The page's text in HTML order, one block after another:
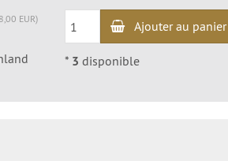
EUR)
Ajouter au panier
* 3 disponible